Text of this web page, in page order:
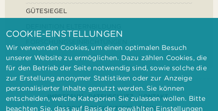
GÜTESIEGEL
IMPRESSUM DATENSCHUTZ
KONTAKT
BARRIEREFREIHEITSERKLÄRUNG
COOKIE-EINSTELLUNGEN
Wir verwenden Cookies, um einen optimalen Besuch
unserer Website zu ermöglichen. Dazu zählen Cookies, die
für den Betrieb der Seite notwendig sind, sowie solche die
zur Erstellung anonymer Statistiken oder zur Anzeige
personalisierter Inhalte genutzt werden. Sie können
entscheiden, welche Kategorien Sie zulassen wollen. Bitte
beachten Sie, dass auf Basis der gewählten Einstellungen